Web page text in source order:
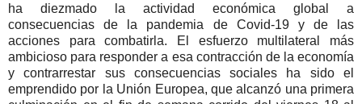
ha diezmado la actividad económica global a
consecuencias de la pandemia de Covid-19 y de las
acciones para combatirla. El esfuerzo multilateral más
ambicioso para responder a esa contracción de la economía
y contrarrestar sus consecuencias sociales ha sido el
emprendido por la Unión Europea, que alcanzó una primera